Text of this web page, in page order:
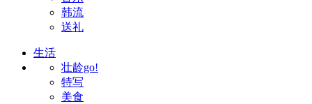
韩流
送礼
生活
壮龄go!
特写
美食